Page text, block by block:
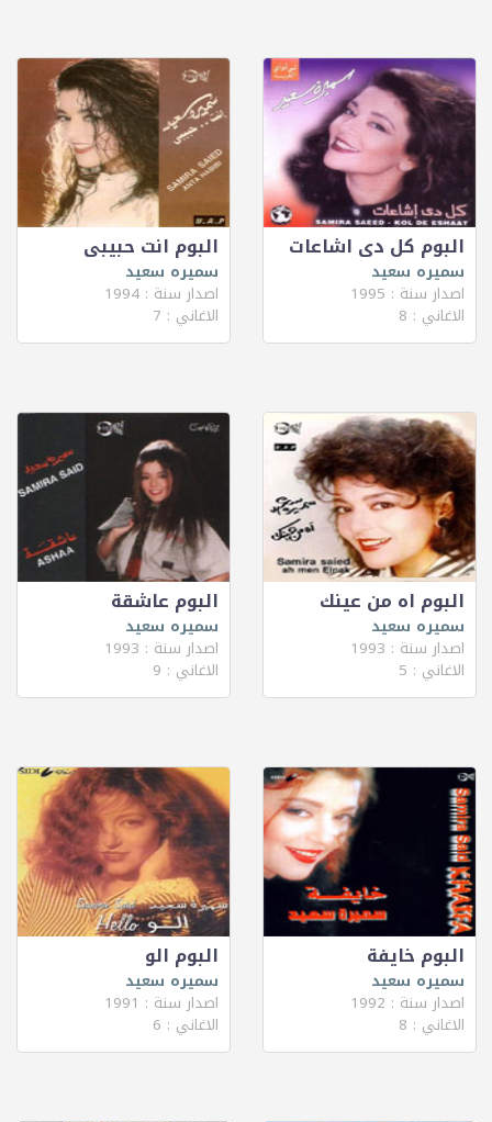
البوم كل دى اشاعات
سميره سعيد
اصدار سنة : 1995
الاغاني : 8
البوم انت حبيبى
سميره سعيد
اصدار سنة : 1994
الاغاني : 7
البوم اه من عينك
سميره سعيد
اصدار سنة : 1993
الاغاني : 5
البوم عاشقة
سميره سعيد
اصدار سنة : 1993
الاغاني : 9
البوم خايفة
سميره سعيد
اصدار سنة : 1992
الاغاني : 8
البوم الو
سميره سعيد
اصدار سنة : 1991
الاغاني : 6